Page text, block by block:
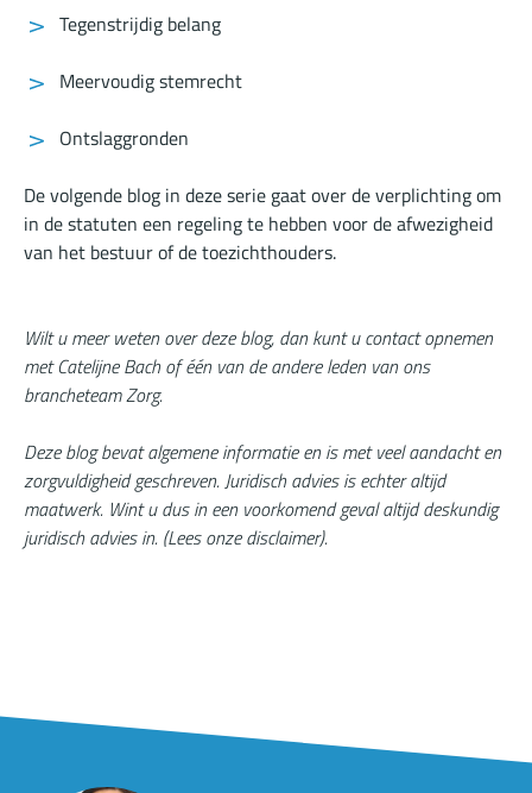
Tegenstrijdig belang
Meervoudig stemrecht
Ontslaggronden
De volgende blog in deze serie gaat over de verplichting om
in de statuten een regeling te hebben voor de afwezigheid
van het bestuur of de toezichthouders.
Wilt u meer weten over deze blog, dan kunt u contact opnemen
met Catelijne Bach of één van de andere leden van ons
brancheteam Zorg.
Deze blog bevat algemene informatie en is met veel aandacht en
zorgvuldigheid geschreven. Juridisch advies is echter altijd
maatwerk. Wint u dus in een voorkomend geval altijd deskundig
juridisch advies in. (Lees onze disclaimer).